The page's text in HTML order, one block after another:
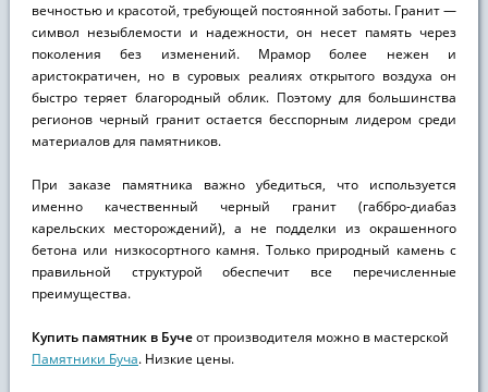
вечностью и красотой, требующей постоянной заботы. Гранит —
символ незыблемости и надежности, он несет память через
поколения без изменений. Мрамор более нежен и
аристократичен, но в суровых реалиях открытого воздуха он
быстро теряет благородный облик. Поэтому для большинства
регионов черный гранит остается бесспорным лидером среди
материалов для памятников.
При заказе памятника важно убедиться, что используется
именно качественный черный гранит (габбро-диабаз
карельских месторождений), а не подделки из окрашенного
бетона или низкосортного камня. Только природный камень с
правильной структурой обеспечит все перечисленные
преимущества.
Купить памятник в Бучеот производителя можно в мастерской
Памятники Буча. Низкие цены.